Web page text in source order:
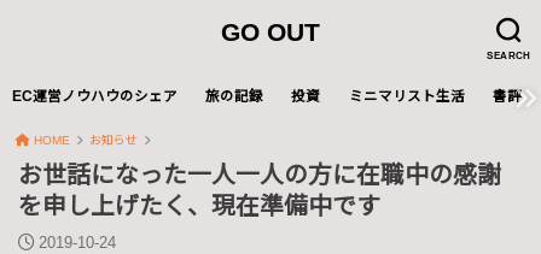
SEARCH
GO OUT
EC運営ノウハウのシェア 旅の記録 投資 ミニマリスト生活 書評
HOME お知らせ
お世話になった一人一人の方に在職中の感謝
を申し上げたく、現在準備中です
2019-10-24